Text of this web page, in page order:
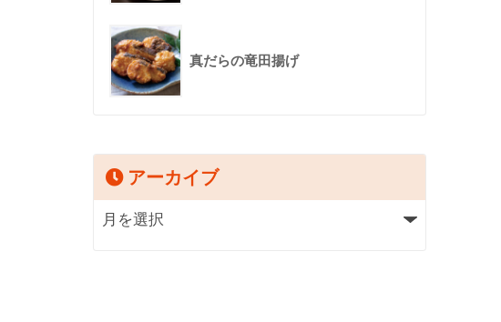
真だらの竜田揚げ
アーカイブ